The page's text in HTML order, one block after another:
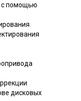
с помощью
дисковых